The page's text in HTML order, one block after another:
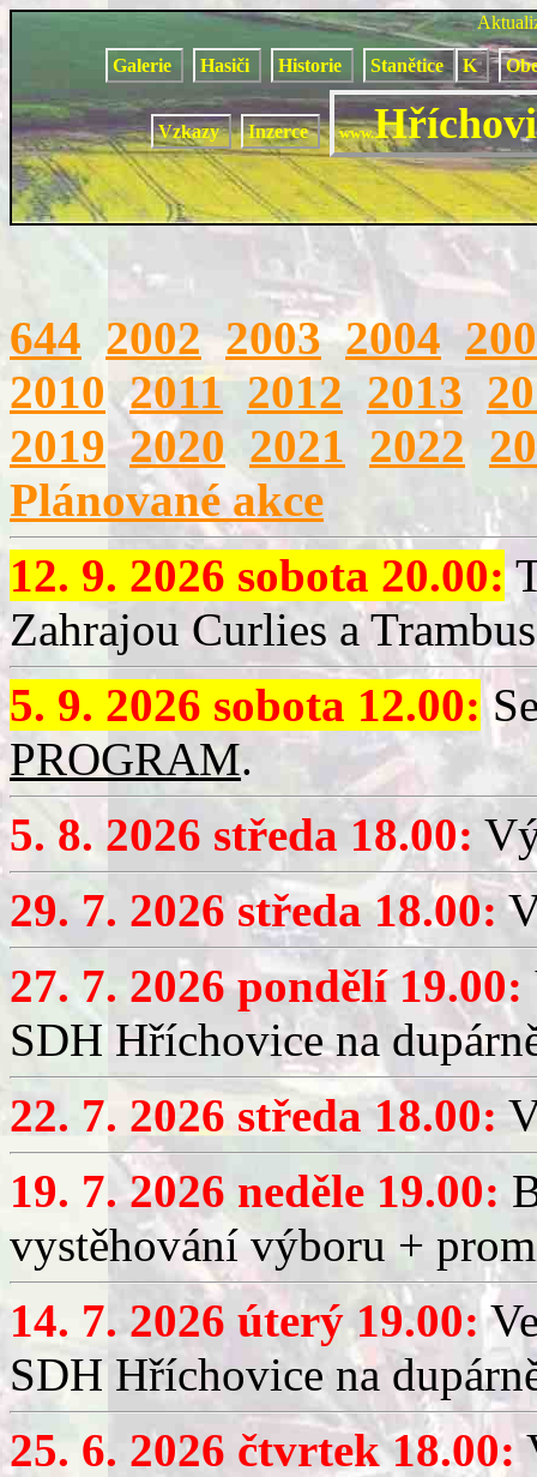
Galerie Hasiči Historie Stanětice K
Vzkazy Inzerce www.
644 2002 2003 2004
2010 2011 2012 2013
2019 2020 2021 2022
Plánované akce
12. 9. 2026 sobota 20.00:
Zahrajou Curlies a
5. 9. 2026 sobota 12.00:
PROGRAM.
5. 8. 2026 středa 18.00:
29. 7. 2026 středa 18.00:
27. 7. 2026 pondělí 19.00:
SDH Hříchovice na
22. 7. 2026 středa 18.00:
19. 7. 2026 neděle 19.00:
vystěhování výboru +
14. 7. 2026 úterý 19.00:
SDH Hříchovice na
25. 6. 2026 čtvrtek 18.00: